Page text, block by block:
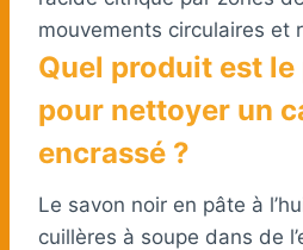
mouvements circulaires et
Quel produit est
pour nettoyer un
encrassé ?
Le savon noir en pâte à
cuillères à soupe dans de